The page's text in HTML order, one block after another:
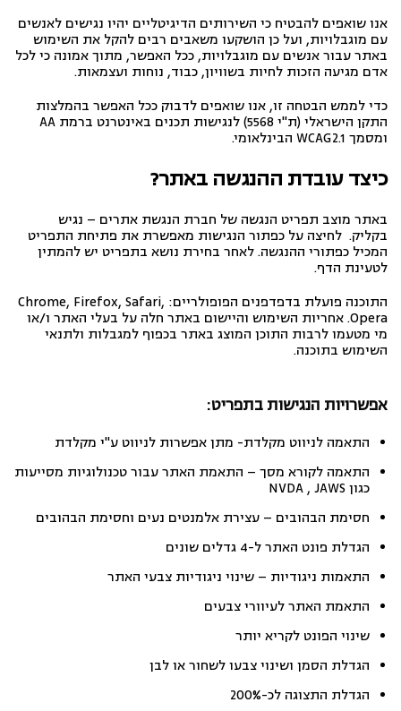
אנו שואפים להבטיח כי השירותים הדיגיטליים יהיו נגישים לאנשים
עם מוגבלויות, ועל כן הושקעו משאבים רבים להקל את השימוש
באתר עבור אנשים עם מוגבלויות, ככל האפשר, מתוך אמונה כי לכל
אדם מגיעה הזכות לחיות בשוויון, כבוד, נוחות ועצמאות.
כדי לממש הבטחה זו, אנו שואפים לדבוק ככל האפשר בהמלצות
התקן הישראלי (ת"י 5568) לנגישות תכנים באינטרנט ברמת AA
ומסמך WCAG2.1 הבינלאומי.
כיצד עובדת ההנגשה באתר?
באתר מוצב תפריט הנגשה של חברת הנגשת אתרים – נגיש
בקליק. לחיצה על כפתור הנגישות מאפשרת את פתיחת התפריט
המכיל כפתורי ההנגשה. לאחר בחירת נושא בתפריט יש להמתין
לטעינת הדף.
התוכנה פועלת בדפדפנים הפופולריים: Chrome, Firefox, Safari,
Opera. אחריות השימוש והיישום באתר חלה על בעלי האתר ו/או
מי מטעמו לרבות התוכן המוצג באתר בכפוף למגבלות ולתנאי
השימוש בתוכנה.
אפשרויות הנגישות בתפריט:
התאמה לניווט מקלדת- מתן אפשרות לניווט ע"י מקלדת
התאמה לקורא מסך – התאמת האתר עבור טכנולוגיות מסייעות
כגון NVDA , JAWS
חסימת הבהובים – עצירת אלמנטים נעים וחסימת הבהובים
הגדלת פונט האתר ל-4 גדלים שונים
התאמות ניגודיות – שינוי ניגודיות צבעי האתר
התאמת האתר לעיוורי צבעים
שינוי הפונט לקריא יותר
הגדלת הסמן ושינוי צבעו לשחור או לבן
הגדלת התצוגה לכ-200%